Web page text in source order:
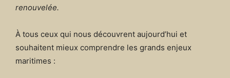
renouvelée.
À tous ceux qui nous découvrent aujourd’hui et
souhaitent mieux comprendre les grands enjeux
maritimes :